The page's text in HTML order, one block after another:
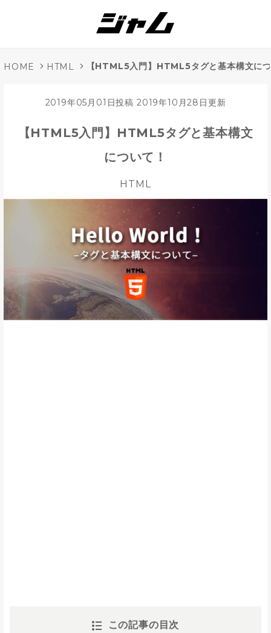
HOME HTML 【HTML5入門】HTML5タグと基本構文に
2019年05月01日投稿 2019年10月28日更新
【HTML5入門】HTML5タグと基本構文
について！
HTML
この記事の目次